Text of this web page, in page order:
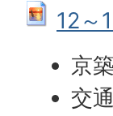
12～
京
交